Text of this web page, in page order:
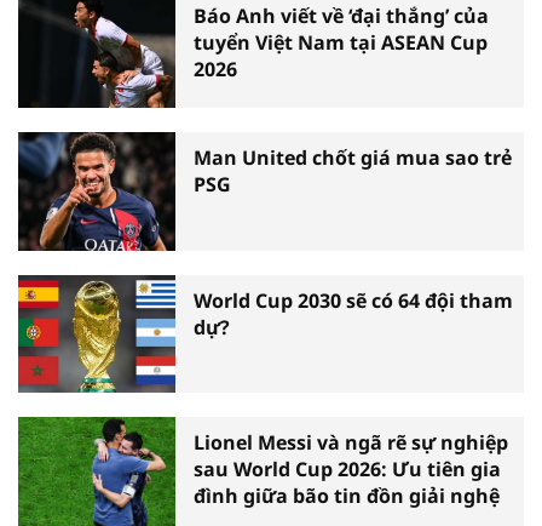
Báo Anh viết về ‘đại thắng’ của
tuyển Việt Nam tại ASEAN Cup
2026
Man United chốt giá mua sao trẻ
PSG
World Cup 2030 sẽ có 64 đội tham
dự?
Lionel Messi và ngã rẽ sự nghiệp
sau World Cup 2026: Ưu tiên gia
đình giữa bão tin đồn giải nghệ